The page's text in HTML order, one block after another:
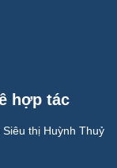
hợp tác
thị Huỳnh Thuỷ